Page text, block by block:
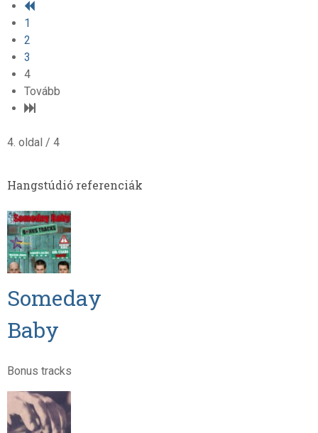
1
2
3
4
Tovább
4. oldal / 4
Hangstúdió referenciák
Someday
Baby
Bonus tracks